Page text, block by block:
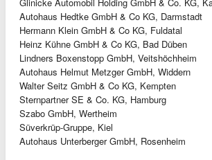
Glinicke Automobil Holding GmbH & Co. KG,
Autohaus Hedtke GmbH & Co KG, Darmstadt
Hermann Klein GmbH & Co KG, Fuldatal
Heinz Kühne GmbH & Co KG, Bad Düben
Lindners Boxenstopp GmbH, Veitshöchheim
Autohaus Helmut Metzger GmbH, Widdern
Walter Seitz GmbH & Co KG, Kempten
Sternpartner SE & Co. KG, Hamburg
Szabo GmbH, Wertheim
Süverkrüp-Gruppe, Kiel
Autohaus Unterberger GmbH, Rosenheim